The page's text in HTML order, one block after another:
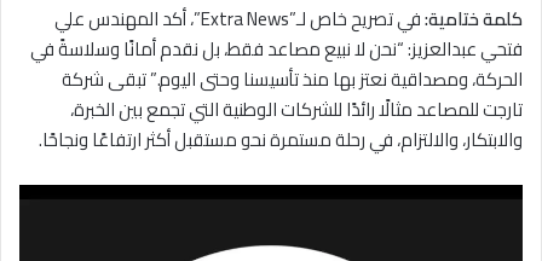
كلمة ختامية:
في تصريح خاص لـ”Extra News”، أكد المهندس علي
فتحي عبدالعزيز: “نحن لا نبيع مصاعد فقط، بل نقدم أمانًا وسلاسةً في
الحركة، ومصداقية نعتز بها منذ تأسيسنا وحتى اليوم.” تبقى شركة
تارجت للمصاعد مثالًا رائدًا للشركات الوطنية التي تجمع بين الخبرة،
والابتكار، والالتزام، في رحلة مستمرة نحو مستقبل أكثر ارتفاعًا ونجاحًا.